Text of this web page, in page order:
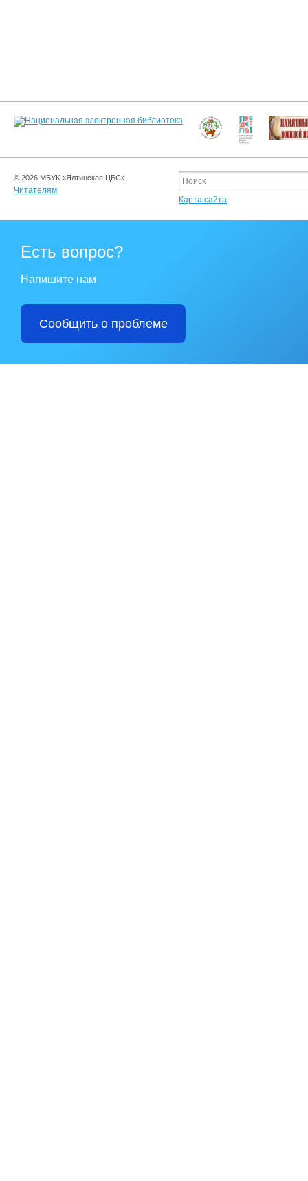
© 2026 МБУК «Ялтинская ЦБС»
Читателям
Карта сайта
Есть вопрос?
Напишите нам
Сообщить о проблеме